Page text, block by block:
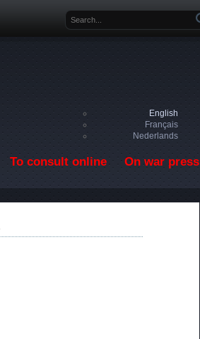
Search form
English
Français
Nederlands
To consult online On war press